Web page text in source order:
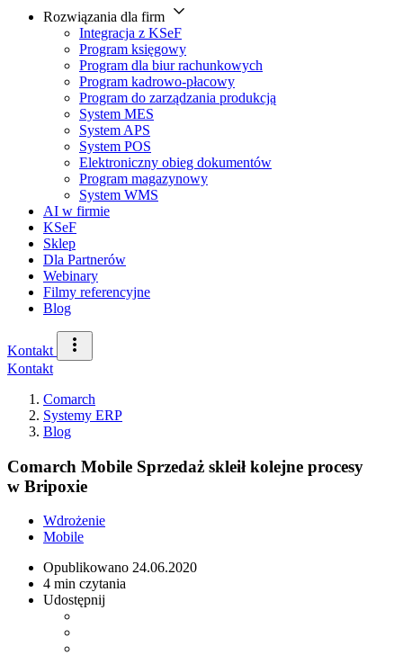
Rozwiązania dla firm
Integracja z KSeF
Program księgowy
Program dla biur rachunkowych
Program kadrowo-płacowy
Program do zarządzania produkcją
System MES
System APS
System POS
Elektroniczny obieg dokumentów
Program magazynowy
System WMS
AI w firmie
KSeF
Sklep
Dla Partnerów
Webinary
Filmy referencyjne
Blog
Kontakt
Kontakt
Comarch
Systemy ERP
Blog
Comarch Mobile Sprzedaż skleił kolejne procesy
w Bripoxie
Wdrożenie
Mobile
Opublikowano 24.06.2020
4 min czytania
Udostępnij